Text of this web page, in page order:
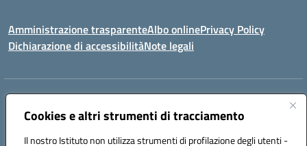
Cookies e altri strumenti di tracciamento
Il nostro Istituto non utilizza strumenti di profilazione degli utenti -
Amministrazione trasparenteAlbo onlinePrivacy Policy
Dichiarazione di accessibilitàNote legali
Indirizzo:
Centralino:+39 0836.341064 Email:leic81300l@istruzione.it